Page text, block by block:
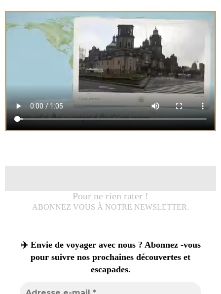
Pour ne rien rater !
ABONNEZ VOUS À NOTRE NEWSLETTER.
✈️ Envie de voyager avec nous ? Abonnez -vous
pour suivre nos prochaines découvertes et
escapades.